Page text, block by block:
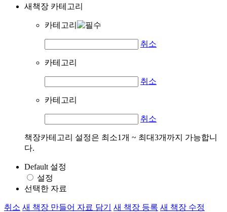
새책장 카테고리
카테고리
취소
카테고리
취소
카테고리
취소
책장카테고리 설정은 최소1개 ~ 최대3개까지 가능합니
다.
Default 설정
설정
선택한 자료
취소 새 책장 만들어 자료 담기 새 책장 등록 새 책장 수정